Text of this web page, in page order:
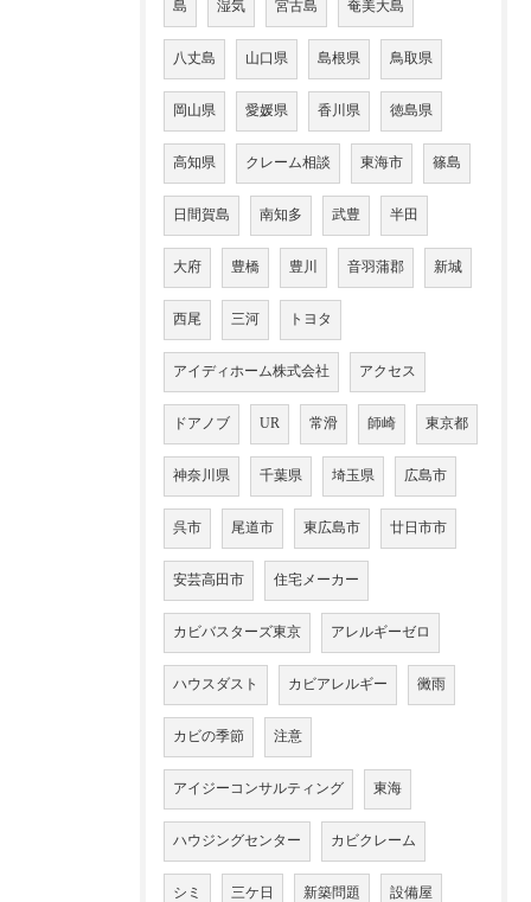
島 湿気 宮古島 奄美大島
八丈島 山口県 島根県 鳥取県
岡山県 愛媛県 香川県 徳島県
高知県 クレーム相談 東海市 篠島
日間賀島 南知多 武豊 半田
大府 豊橋 豊川 音羽蒲郡 新城
西尾 三河 トヨタ
アイディホーム株式会社 アクセス
ドアノブ UR 常滑 師崎 東京都
神奈川県 千葉県 埼玉県 広島市
呉市 尾道市 東広島市 廿日市市
安芸高田市 住宅メーカー
カビバスターズ東京 アレルギーゼロ
ハウスダスト カビアレルギー 黴雨
カビの季節 注意
アイジーコンサルティング 東海
ハウジングセンター カビクレーム
シミ 三ケ日 新築問題 設備屋